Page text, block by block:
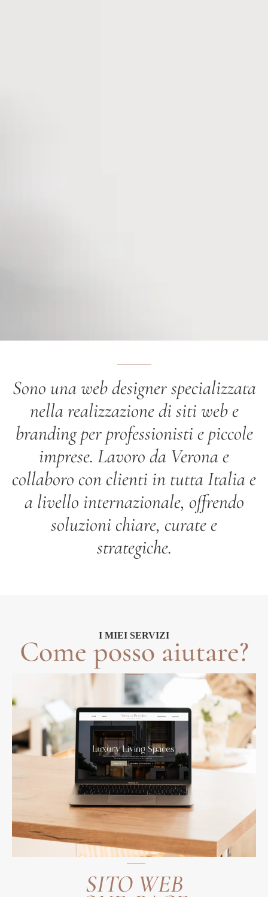
Sono una web designer specializzata
nella realizzazione di siti web e
branding per professionisti e piccole
imprese. Lavoro da Verona e
collaboro con clienti in tutta Italia e
a livello internazionale, offrendo
soluzioni chiare, curate e
strategiche.
I MIEI SERVIZI
Come posso aiutare?
SITO WEB